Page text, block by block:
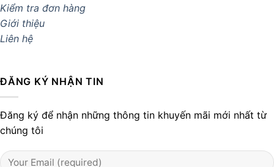
Kiểm tra đơn hàng
Giới thiệu
Liên hệ
ĐĂNG KÝ NHẬN TIN
Đăng ký để nhận những thông tin khuyến mãi mới nhất từ
chúng tôi